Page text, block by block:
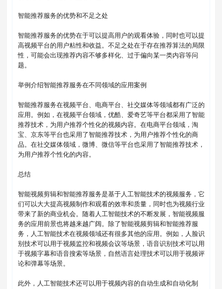
智能推荐服务的优势和不足之处
智能推荐服务的优势在于可以提高用户的观看体验，同时也可以提
高视频平台的用户粘性和收益。不足之处在于存在推荐算法的局限
性，可能会出现推荐内容不够多样化、过于偏向某一类内容等问
题。
举例介绍智能推荐服务在不同领域的应用案例
智能推荐服务在视频平台、电商平台、社交媒体等领域都有广泛的
应用。例如，在视频平台领域，优酷、爱奇艺等平台都采用了智能
推荐技术，为用户推荐个性化的视频内容。在电商平台领域，淘
宝、京东等平台也采用了智能推荐技术，为用户推荐个性化的商
品。在社交媒体领域，微博、微信等平台也采用了智能推荐技术，
为用户推荐个性化的内容。
总结
智能视频剪辑和智能推荐服务是基于人工智能技术的视频服务，它
们可以大大提高视频制作和观看的效率和质量，同时也为视频行业
带来了新的商业机会。随着人工智能技术的不断发展，智能视频服
务的应用前景也将越来越广阔。除了智能视频剪辑和智能推荐服
务，人工智能技术在视频领域还有很多其他的应用。例如，人脸识
别技术可以用于视频监控和视频会议等场景，语音识别技术可以用
于视频字幕和语音搜索等场景，自然语言处理技术可以用于视频评
论和弹幕等场景。
此外，人工智能技术还可以用于视频内容的自动生成和自动化制